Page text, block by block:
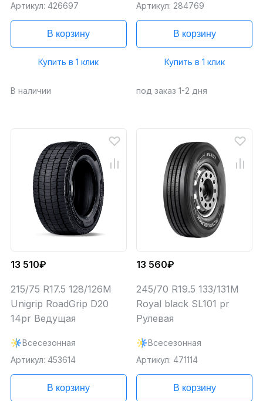
Артикул: 426697
В корзину
Купить в 1 клик
В наличии
Артикул: 284769
В корзину
Купить в 1 клик
под заказ 1-2 дня
13 510₽
215/75 R17.5 128/126M
Unigrip RoadGrip D20
14pr Ведущая
Всесезонная
Артикул: 453614
В корзину
13 560₽
245/70 R19.5 133/131M
Royal black SL101 pr
Рулевая
Всесезонная
Артикул: 471114
В корзину